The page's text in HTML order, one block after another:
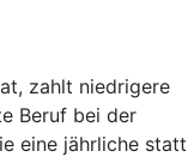
zahlt niedrigere
Beruf bei der
eine jährliche statt